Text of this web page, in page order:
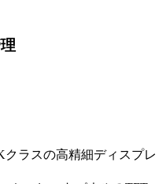
クラスの高精細ディスプレ